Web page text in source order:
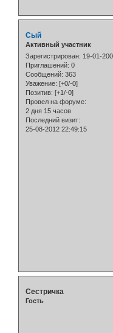
Сый
Активный участник
Зарегистрирован: 19-01-
Приглашений: 0
Сообщений: 363
Уважение: [+0/-0]
Позитив: [+1/-0]
Провел на форуме:
2 дня 15 часов
Последний визит:
25-08-2012 22:49:15
Сестричка
Гость